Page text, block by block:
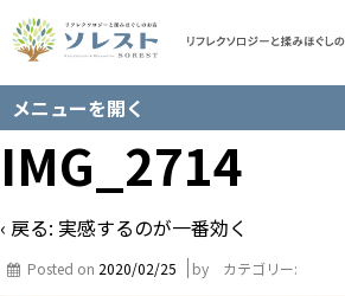
メニューを開く
IMG_2714
‹ 戻る: 実感するのが一番効く
Posted on 2020/02/25 by カテゴリー: